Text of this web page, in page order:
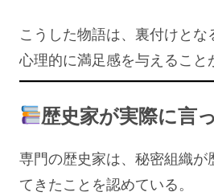
こうした物語は、裏付けとな
心理的に満足感を与えること
歴史家が実際に言
専門の歴史家は、秘密組織が
てきたことを認めている。